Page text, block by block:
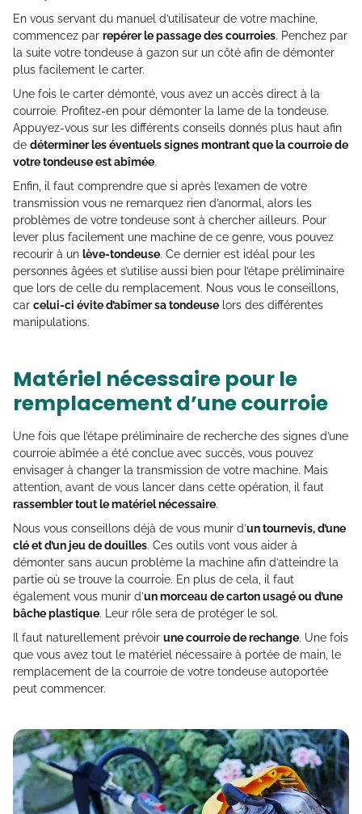
En vous servant du manuel d’utilisateur de votre machine,
commencez par repérer le passage des courroies. Penchez par
la suite votre tondeuse à gazon sur un côté afin de démonter
plus facilement le carter.
Une fois le carter démonté, vous avez un accès direct à la
courroie. Profitez-en pour démonter la lame de la tondeuse.
Appuyez-vous sur les différents conseils donnés plus haut afin
de déterminer les éventuels signes montrant que la courroie de
votre tondeuse est abîmée.
Enfin, il faut comprendre que si après l’examen de votre
transmission vous ne remarquez rien d’anormal, alors les
problèmes de votre tondeuse sont à chercher ailleurs. Pour
lever plus facilement une machine de ce genre, vous pouvez
recourir à un lève-tondeuse. Ce dernier est idéal pour les
personnes âgées et s’utilise aussi bien pour l’étape préliminaire
que lors de celle du remplacement. Nous vous le conseillons,
car celui-ci évite d’abîmer sa tondeuse lors des différentes
manipulations.
Matériel nécessaire pour le
remplacement d’une courroie
Une fois que l’étape préliminaire de recherche des signes d’une
courroie abîmée a été conclue avec succès, vous pouvez
envisager à changer la transmission de votre machine. Mais
attention, avant de vous lancer dans cette opération, il faut
rassembler tout le matériel nécessaire.
Nous vous conseillons déjà de vous munir d’un tournevis, d’une
clé et d’un jeu de douilles. Ces outils vont vous aider à
démonter sans aucun problème la machine afin d’atteindre la
partie où se trouve la courroie. En plus de cela, il faut
également vous munir d’un morceau de carton usagé ou d’une
bâche plastique. Leur rôle sera de protéger le sol.
Il faut naturellement prévoir une courroie de rechange. Une fois
que vous avez tout le matériel nécessaire à portée de main, le
remplacement de la courroie de votre tondeuse autoportée
peut commencer.